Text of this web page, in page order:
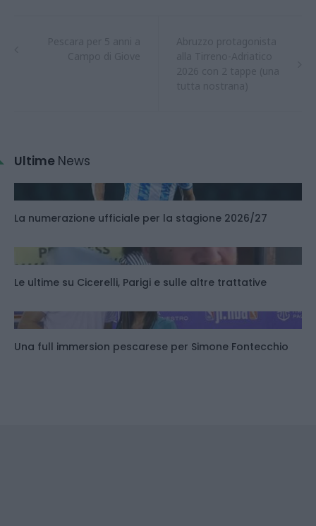
Ultime News
La numerazione ufficiale per la stagione 2026/27
Le ultime su Cicerelli, Parigi e sulle altre trattative
Una full immersion pescarese per Simone Fontecchio